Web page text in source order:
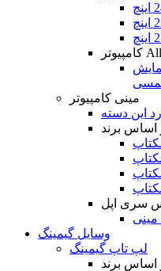
مینی کامپیوتر
این دسته
اساس برند
سری اپل
وسایل گیمینگ
لپ تاپ گیمینگ
اساس برند